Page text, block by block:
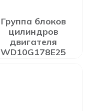
Группа блоков
цилиндров
двигателя
WD10G178E25